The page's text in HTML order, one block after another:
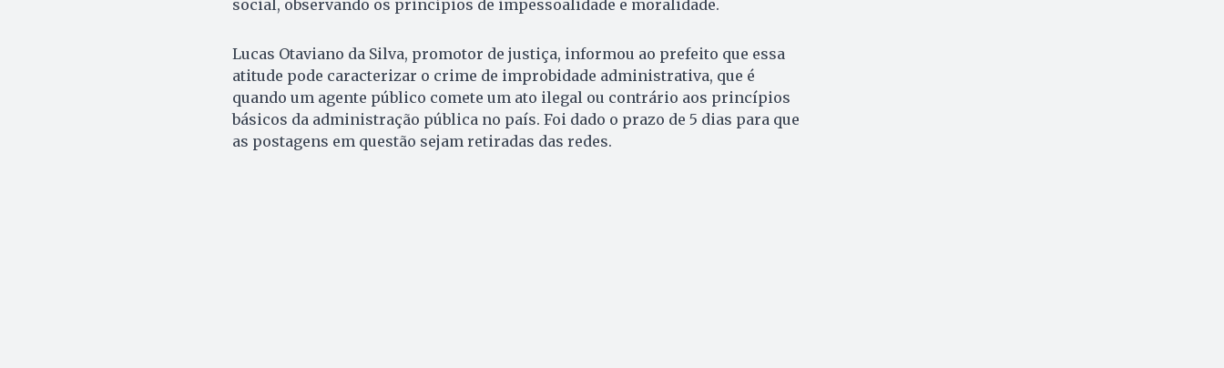
social, observando os princípios de impessoalidade e moralidade.
Lucas Otaviano da Silva, promotor de justiça, informou ao prefeito que essa
atitude pode caracterizar o crime de improbidade administrativa, que é
quando um agente público comete um ato ilegal ou contrário aos princípios
básicos da administração pública no país. Foi dado o prazo de 5 dias para que
as postagens em questão sejam retiradas das redes.